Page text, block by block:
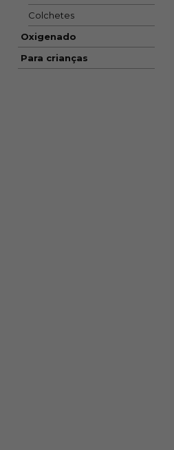
Colchetes
Oxigenado
Para crianças